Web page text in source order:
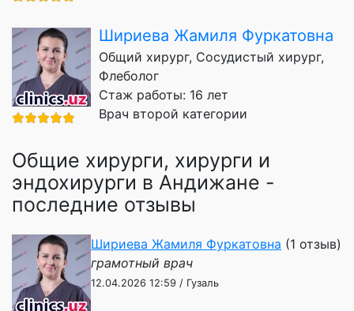
Шириева Жамиля Фуркатовна
Общий хирург, Сосудистый хирург,
Флеболог
Стаж работы: 16 лет
Врач второй категории
Общие хирурги, хирурги и
эндохирурги в Андижане -
последние отзывы
Шириева Жамиля Фуркатовна (1 отзыв)
грамотный врач
12.04.2026 12:59 / Гузаль